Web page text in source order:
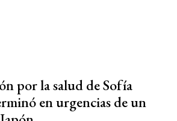
por la salud de Sofía
en urgencias de un